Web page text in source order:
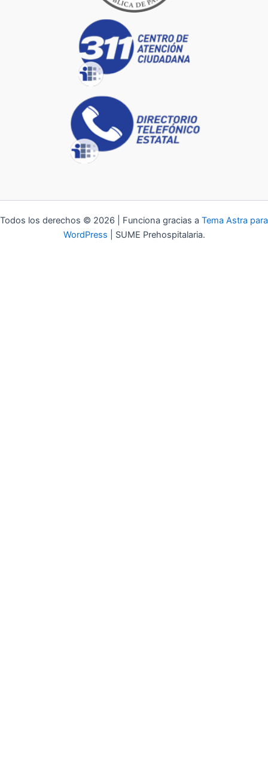
Todos los derechos © 2026 | Funciona gracias a Tema Astra para
WordPress | SUME Prehospitalaria.